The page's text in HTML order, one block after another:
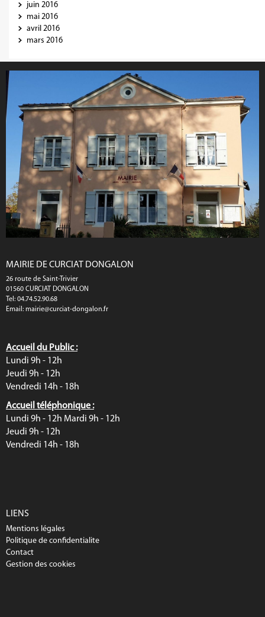
juin 2016
mai 2016
avril 2016
mars 2016
MAIRIE DE CURCIAT DONGALON
26 route de Saint-Trivier
01560 CURCIAT DONGALON
Tel: 04.74.52.90.68
Email: mairie@curciat-dongalon.fr
Accueil du Public :
Lundi 9h - 12h
Jeudi 9h - 12h
Vendredi 14h - 18h
Accueil téléphonique :
Lundi 9h - 12h Mardi 9h - 12h
Jeudi 9h - 12h
Vendredi 14h - 18h
LIENS
Mentions légales
Politique de confidentialite
Contact
Gestion des cookies